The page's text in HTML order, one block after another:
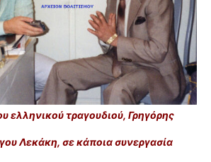
ελληνικού τραγουδιού, Γρηγόρης
Λεκάκη, σε κάποια συνεργασία